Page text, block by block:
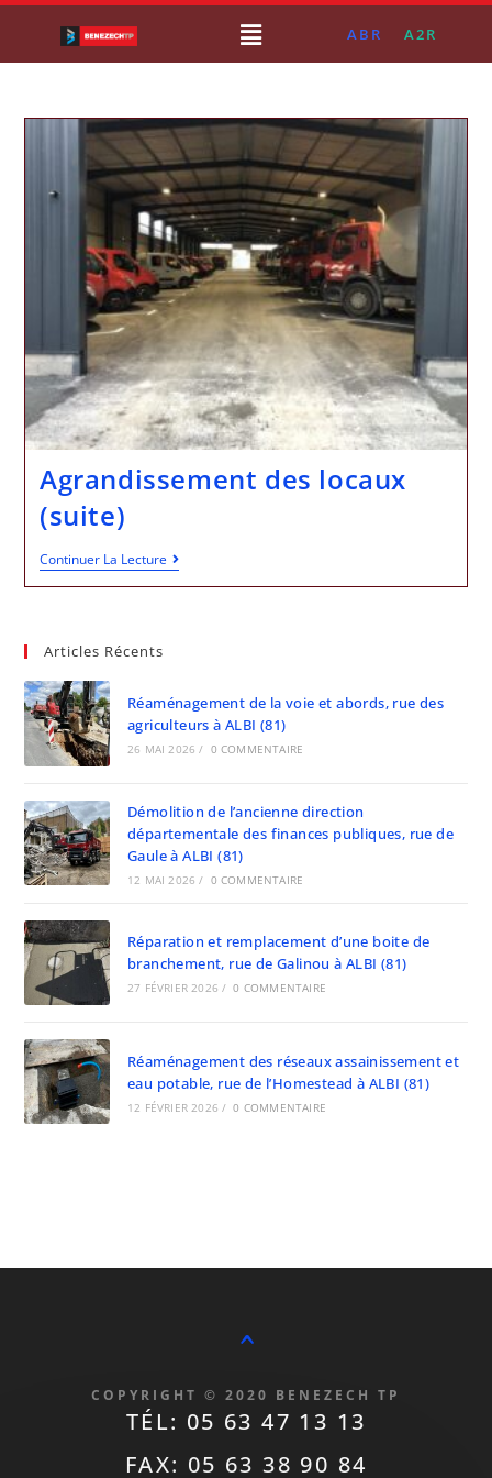
ABR A2R
Agrandissement des locaux
(suite)
Continuer La Lecture
Articles Récents
Réaménagement de la voie et abords, rue des
agriculteurs à ALBI (81)
26 MAI 2026 / 0 COMMENTAIRE
Démolition de l’ancienne direction
départementale des finances publiques, rue de
Gaule à ALBI (81)
12 MAI 2026 / 0 COMMENTAIRE
Réparation et remplacement d’une boite de
branchement, rue de Galinou à ALBI (81)
27 FÉVRIER 2026 / 0 COMMENTAIRE
Réaménagement des réseaux assainissement et
eau potable, rue de l’Homestead à ALBI (81)
12 FÉVRIER 2026 / 0 COMMENTAIRE
^
COPYRIGHT © 2020 BENEZECH TP
TÉL: 05 63 47 13 13
FAX: 05 63 38 90 84